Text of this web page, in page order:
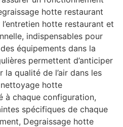
hotte restaurant
hotte restaurant et
indispensables pour
équipements dans la
permettent d’anticiper
la qualité de l’air dans les
nettoyage hotte
à chaque configuration,
spécifiques de chaque
Degraissage hotte